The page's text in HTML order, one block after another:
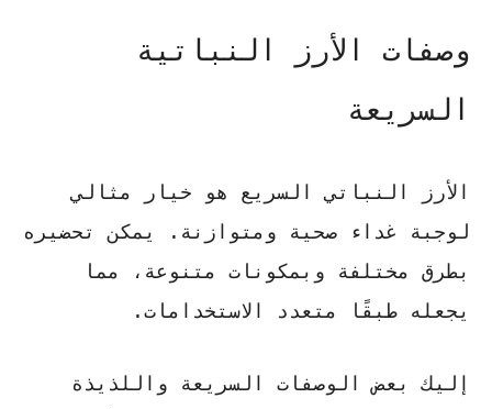
وصفات الأرز النباتية
السريعة
الأرز النباتي السريع هو خيار مثالي
لوجبة غداء صحية ومتوازنة. يمكن تحضيره
بطرق مختلفة وبمكونات متنوعة، مما
يجعله طبقًا متعدد الاستخدامات.
إليك بعض الوصفات السريعة واللذيذة